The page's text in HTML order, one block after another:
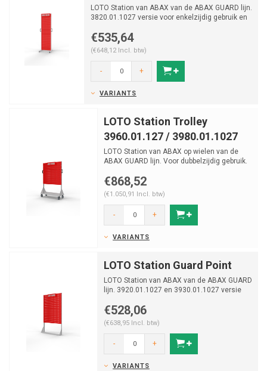
LOTO Station van ABAX van de ABAX GUARD lijn.
3820.01.1027 versie voor enkelzijdig gebruik en
€535,64
(€648,12 Incl. btw)
- +
VARIANTS
LOTO Station Trolley
3960.01.127 / 3980.01.1027
LOTO Station van ABAX op wielen van de
ABAX GUARD lijn. Voor dubbelzijdig gebruik.
€868,52
(€1.050,91 Incl. btw)
- +
VARIANTS
LOTO Station Guard Point
LOTO Station van ABAX van de ABAX GUARD
lijn. 3920.01.1027 en 3930.01.1027 versie
€528,06
(€638,95 Incl. btw)
- +
VARIANTS